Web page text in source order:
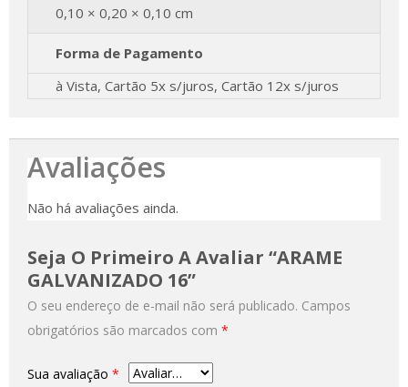
0,10 × 0,20 × 0,10 cm
Forma de Pagamento
à Vista, Cartão 5x s/juros, Cartão 12x s/juros
Avaliações
Não há avaliações ainda.
Seja O Primeiro A Avaliar “ARAME
GALVANIZADO 16”
O seu endereço de e-mail não será publicado. Campos
obrigatórios são marcados com *
Sua avaliação *